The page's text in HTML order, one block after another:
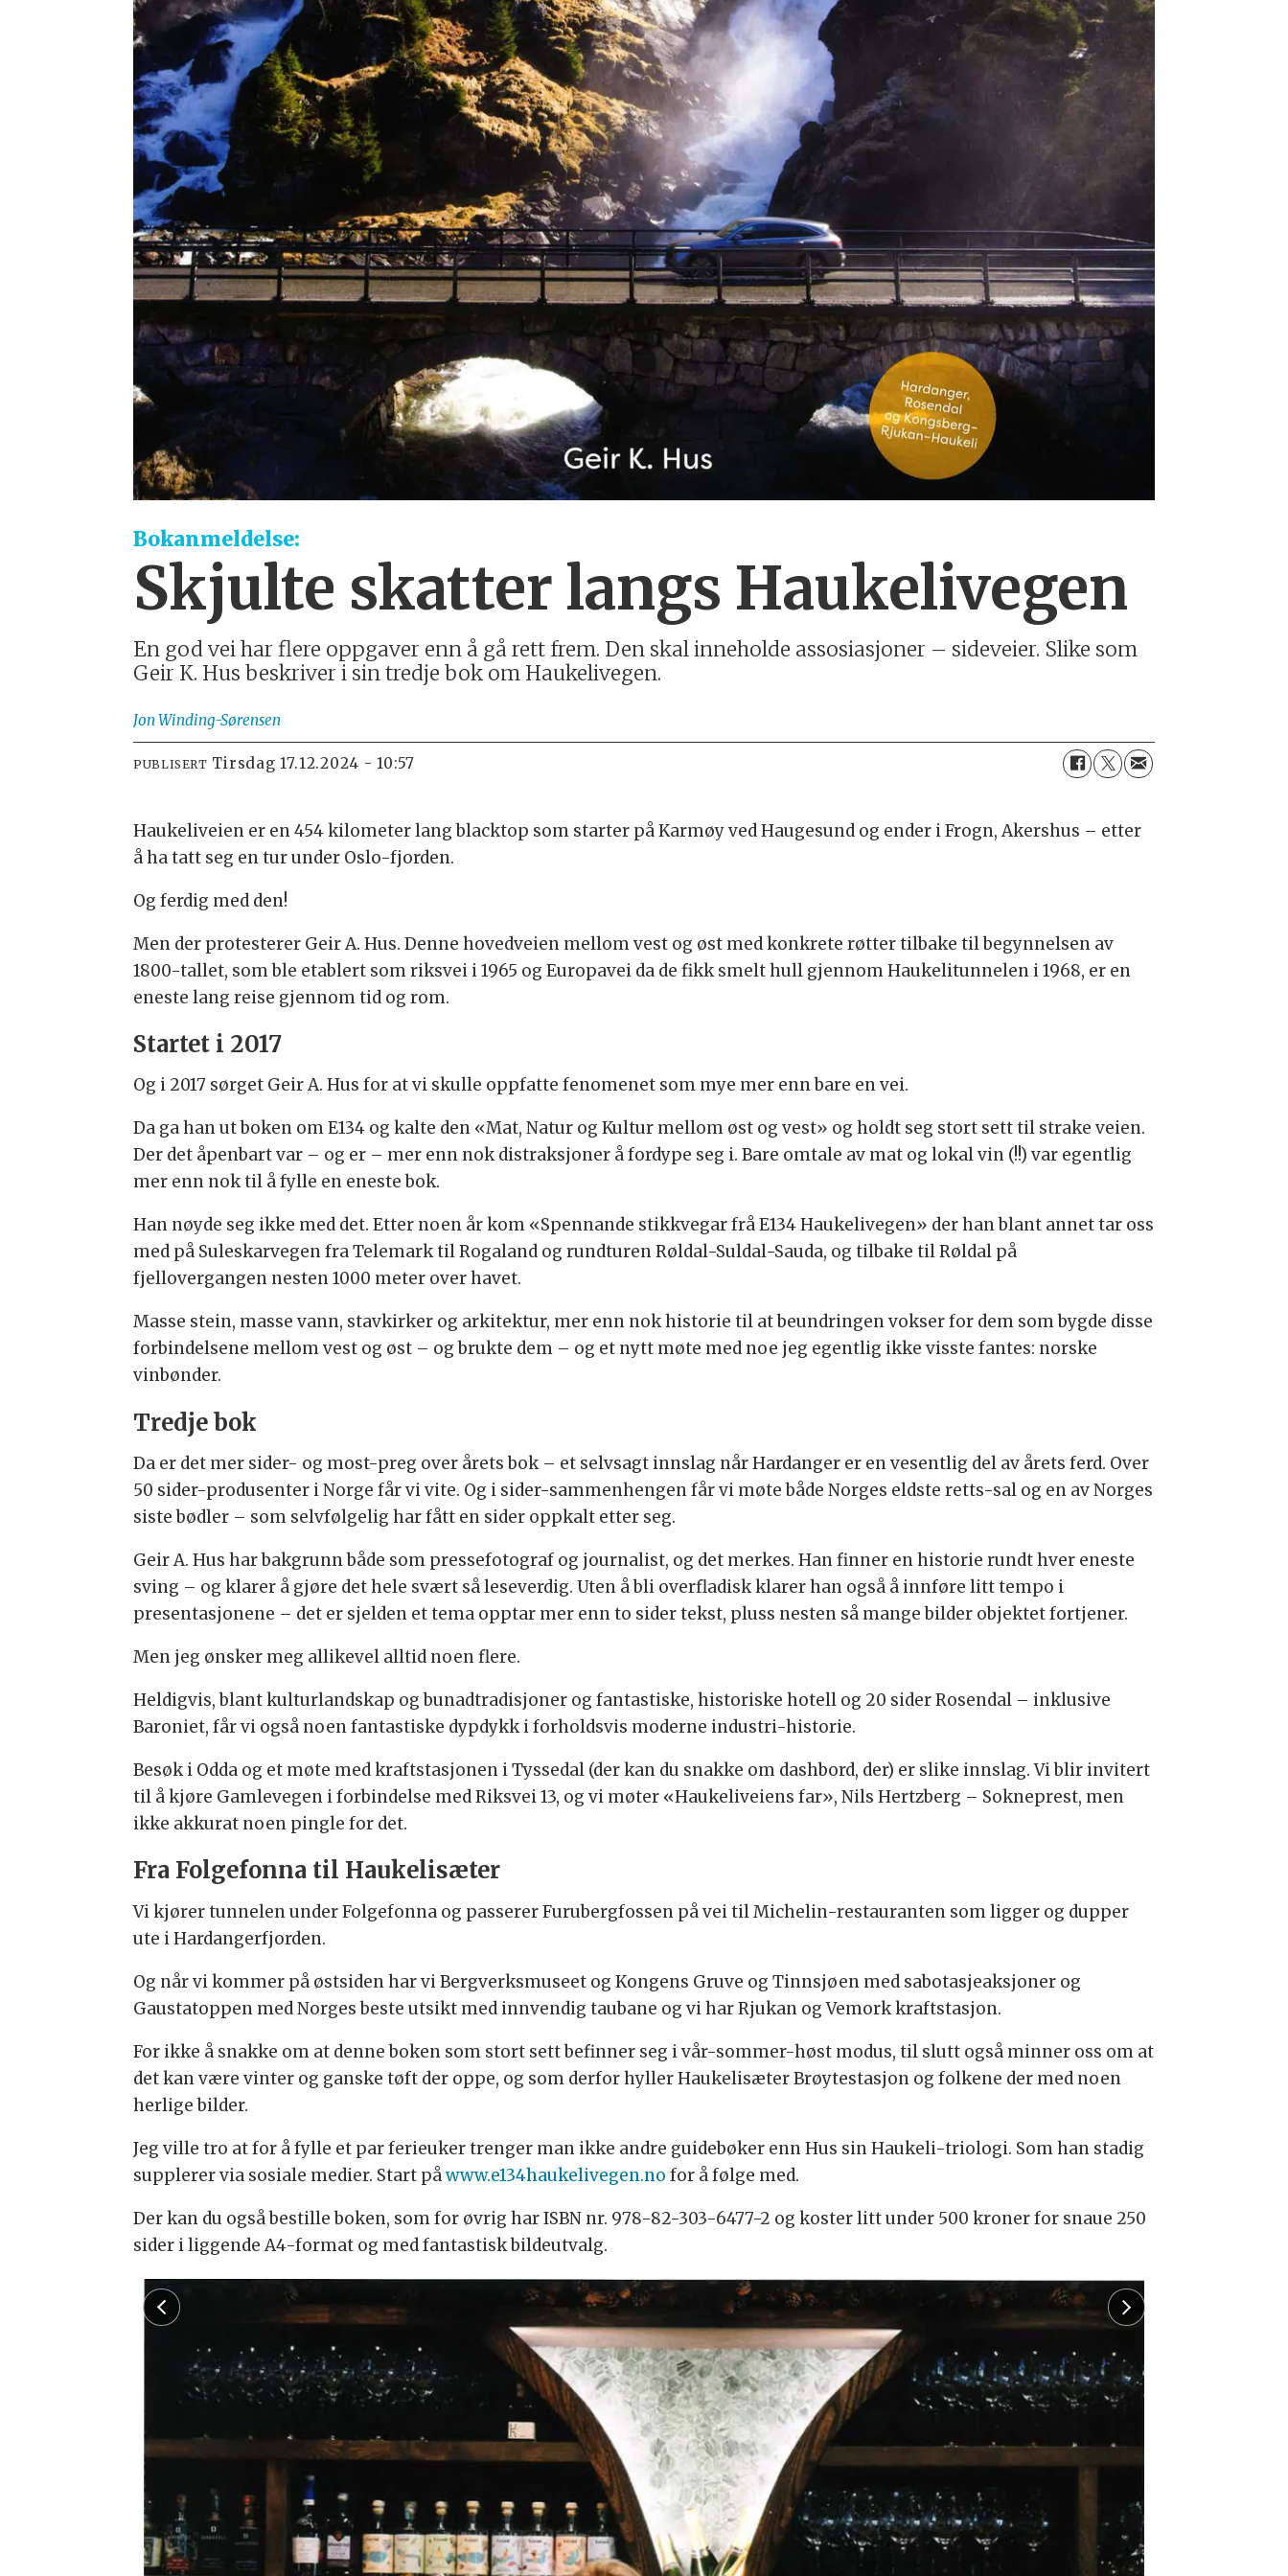
Bokanmeldelse:
Skjulte skatter langs Haukelivegen
En god vei har flere oppgaver enn å gå rett frem. Den skal inneholde assosiasjoner – sideveier. Slike som
Geir K. Hus beskriver i sin tredje bok om Haukelivegen.
JonWinding-Sørensen
PUBLISERT tirsdag 17.12.2024 - 10:57
Haukeliveien er en 454 kilometer lang blacktop som starter på Karmøy ved Haugesund og ender i Frogn, Akershus – etter
å ha tatt seg en tur under Oslo-fjorden.
Og ferdig med den!
Men der protesterer Geir A. Hus. Denne hovedveien mellom vest og øst med konkrete røtter tilbake til begynnelsen av
1800-tallet, som ble etablert som riksvei i 1965 og Europavei da de fikk smelt hull gjennom Haukelitunnelen i 1968, er en
eneste lang reise gjennom tid og rom.
Startet i 2017
Og i 2017 sørget Geir A. Hus for at vi skulle oppfatte fenomenet som mye mer enn bare en vei.
Da ga han ut boken om E134 og kalte den «Mat, Natur og Kultur mellom øst og vest» og holdt seg stort sett til strake veien.
Der det åpenbart var – og er – mer enn nok distraksjoner å fordype seg i. Bare omtale av mat og lokal vin (!!) var egentlig
mer enn nok til å fylle en eneste bok.
Han nøyde seg ikke med det. Etter noen år kom «Spennande stikkvegar frå E134 Haukelivegen» der han blant annet tar oss
med på Suleskarvegen fra Telemark til Rogaland og rundturen Røldal-Suldal-Sauda, og tilbake til Røldal på
fjellovergangen nesten 1000 meter over havet.
Masse stein, masse vann, stavkirker og arkitektur, mer enn nok historie til at beundringen vokser for dem som bygde disse
forbindelsene mellom vest og øst – og brukte dem – og et nytt møte med noe jeg egentlig ikke visste fantes: norske
vinbønder.
Tredje bok
Da er det mer sider- og most-preg over årets bok – et selvsagt innslag når Hardanger er en vesentlig del av årets ferd. Over
50 sider-produsenter i Norge får vi vite. Og i sider-sammenhengen får vi møte både Norges eldste retts-sal og en av Norges
siste bødler – som selvfølgelig har fått en sider oppkalt etter seg.
Geir A. Hus har bakgrunn både som pressefotograf og journalist, og det merkes. Han finner en historie rundt hver eneste
sving – og klarer å gjøre det hele svært så leseverdig. Uten å bli overfladisk klarer han også å innføre litt tempo i
presentasjonene – det er sjelden et tema opptar mer enn to sider tekst, pluss nesten så mange bilder objektet fortjener.
Men jeg ønsker meg allikevel alltid noen flere.
Heldigvis, blant kulturlandskap og bunadtradisjoner og fantastiske, historiske hotell og 20 sider Rosendal – inklusive
Baroniet, får vi også noen fantastiske dypdykk i forholdsvis moderne industri-historie.
Besøk i Odda og et møte med kraftstasjonen i Tyssedal (der kan du snakke om dashbord, der) er slike innslag. Vi blir invitert
til å kjøre Gamlevegen i forbindelse med Riksvei 13, og vi møter «Haukeliveiens far», Nils Hertzberg – Sokneprest, men
ikke akkurat noen pingle for det.
Fra Folgefonna til Haukelisæter
Vi kjører tunnelen under Folgefonna og passerer Furubergfossen på vei til Michelin-restauranten som ligger og dupper
ute i Hardangerfjorden.
Og når vi kommer på østsiden har vi Bergverksmuseet og Kongens Gruve og Tinnsjøen med sabotasjeaksjoner og
Gaustatoppen med Norges beste utsikt med innvendig taubane og vi har Rjukan og Vemork kraftstasjon.
For ikke å snakke om at denne boken som stort sett befinner seg i vår-sommer-høst modus, til slutt også minner oss om at
det kan være vinter og ganske tøft der oppe, og som derfor hyller Haukelisæter Brøytestasjon og folkene der med noen
herlige bilder.
Jeg ville tro at for å fylle et par ferieuker trenger man ikke andre guidebøker enn Hus sin Haukeli-triologi. Som han stadig
supplerer via sosiale medier. Start påwww.e134haukelivegen.no for å følge med.
Der kan du også bestille boken, som for øvrig har ISBN nr. 978-82-303-6477-2 og koster litt under 500 kroner for snaue 250
sider i liggende A4-format og med fantastisk bildeutvalg.